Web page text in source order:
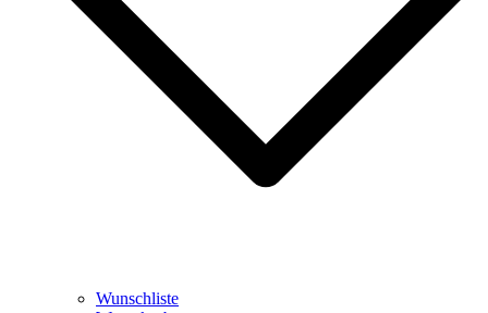
Wunschliste